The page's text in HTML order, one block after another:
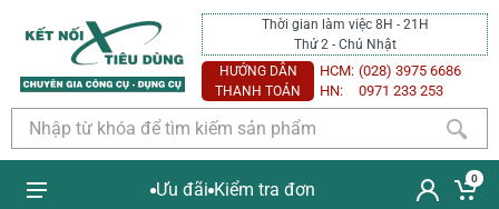
Thời gian làm việc 8H - 21H
Thứ 2 - Chủ Nhật
HƯỚNG DẪN
THANH TOÁN
HCM: (028) 3975 6686
HN:
0971 233 253
Ưu đãi Kiểm tra đơn
0